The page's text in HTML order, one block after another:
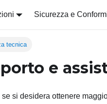
Sicurezza e
tecnica
e
si desidera ottenere